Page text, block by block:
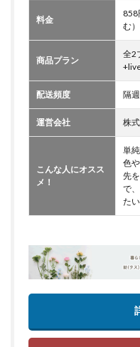
料金
858
む）
商品プラン
全2
配送頻度 隔
運営会社 株
こんな人にオスス
メ！
単
色
先
で
た